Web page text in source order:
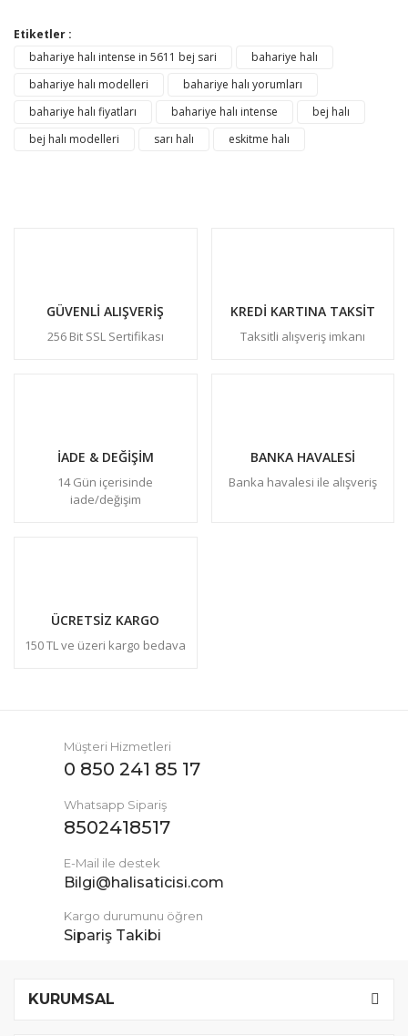
Etiketler :
bahariye halı intense in 5611 bej sari
bahariye halı
bahariye halı modelleri
bahariye halı yorumları
bahariye halı fiyatları
bahariye halı intense
bej halı
bej halı modelleri
sarı halı eskitme halı
GÜVENLİ ALIŞVERİŞ
256 Bit SSL Sertifikası
KREDİ KARTINA TAKSİT
Taksitli alışveriş imkanı
İADE & DEĞİŞİM
14 Gün içerisinde
iade/değişim
BANKA HAVALESİ
Banka havalesi ile alışveriş
ÜCRETSİZ KARGO
150 TL ve üzeri kargo bedava
Müşteri Hizmetleri
0 850 241 85 17
Whatsapp Sipariş
8502418517
E-Mail ile destek
Bilgi@halisaticisi.com
Kargo durumunu öğren
Sipariş Takibi
KURUMSAL